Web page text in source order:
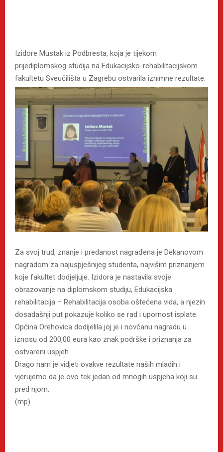
Izidore Mustak iz Podbresta, koja je tijekom
prijediplomskog studija na Edukacijsko-rehabilitacijskom
fakultetu Sveučilišta u Zagrebu ostvarila iznimne rezultate.
Za svoj trud, znanje i predanost nagrađena je Dekanovom
nagradom za najuspješnijeg studenta, najvišim priznanjem
koje fakultet dodjeljuje. Izidora je nastavila svoje
obrazovanje na diplomskom studiju, Edukacijska
rehabilitacija – Rehabilitacija osoba oštećena vida, a njezin
dosadašnji put pokazuje koliko se rad i upornost isplate.
Općina Orehovica dodijelila joj je i novčanu nagradu u
iznosu od 200,00 eura kao znak podrške i priznanja za
ostvareni uspjeh.
Drago nam je vidjeti ovakve rezultate naših mladih i
vjerujemo da je ovo tek jedan od mnogih uspjeha koji su
pred njom.
(mp)